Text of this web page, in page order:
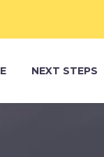
NEXT STEPS